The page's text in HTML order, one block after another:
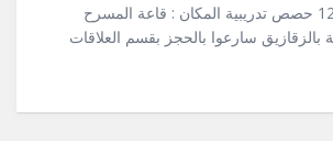
190 جنيه المدة : 12 حصص تدريبية المكان : قاعة المسرح
بالزقازيق سارعوا بالحجز بقسم العلاقات